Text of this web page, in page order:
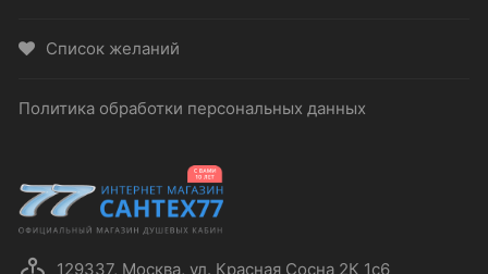
Список желаний
Политика обработки персональных данных
129337, Москва, ул. Красная Сосна 2К 1с6